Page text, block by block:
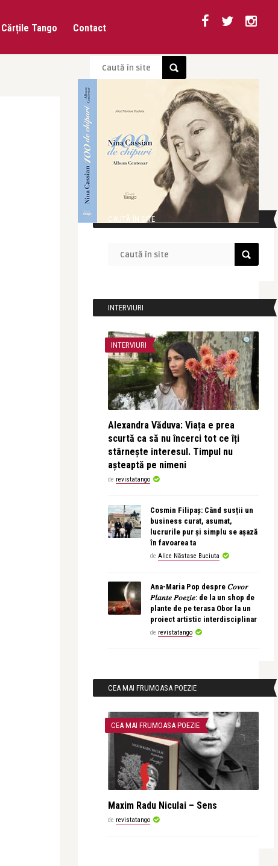
Cărțile Tango Contact
CAUTĂ ÎN SITE
INTERVIURI
INTERVIURI
Alexandra Văduva: Viața e prea
scurtă ca să nu încerci tot ce îți
stârnește interesul. Timpul nu
așteaptă pe nimeni
de revistatango
Cosmin Filipaș: Când susții un
business curat, asumat,
lucrurile pur și simplu se așază
în favoarea ta
de Alice Năstase Buciuta
Ana-Maria Pop despre 𝐶𝑜𝑣𝑜𝑟
𝑃𝑙𝑎𝑛𝑡𝑒 𝑃𝑜𝑒𝑧𝑖𝑒: de la un shop de
plante de pe terasa Obor la un
proiect artistic interdisciplinar
de revistatango
CEA MAI FRUMOASA POEZIE
CEA MAI FRUMOASA POEZIE
Maxim Radu Niculai – Sens
de revistatango